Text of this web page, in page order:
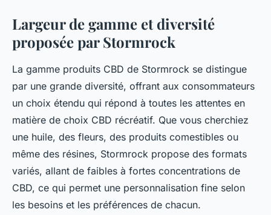
Largeur de gamme et diversité
proposée par Stormrock
La gamme produits CBD de Stormrock se distingue
par une grande diversité, offrant aux consommateurs
un choix étendu qui répond à toutes les attentes en
matière de choix CBD récréatif. Que vous cherchiez
une huile, des fleurs, des produits comestibles ou
même des résines, Stormrock propose des formats
variés, allant de faibles à fortes concentrations de
CBD, ce qui permet une personnalisation fine selon
les besoins et les préférences de chacun.